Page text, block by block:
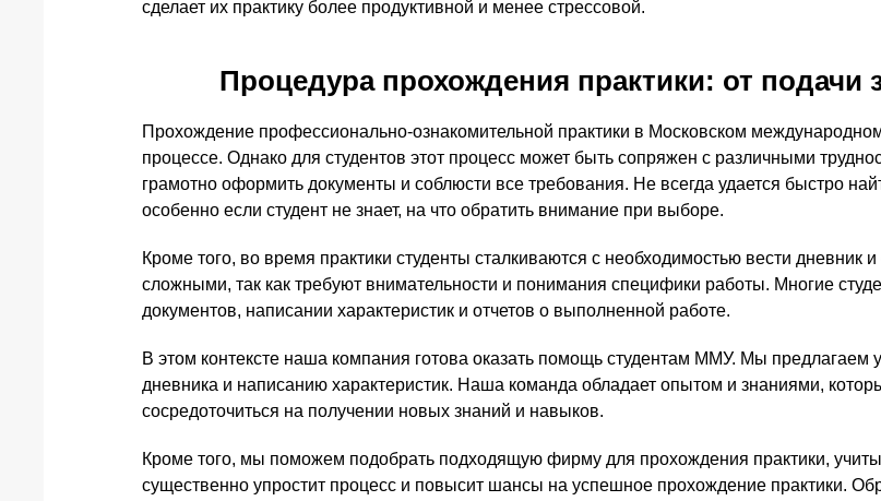
сделает их практику более продуктивной и менее стрессовой.
Процедура прохождения практики: от подачи
Прохождение профессионально-ознакомительной практики в Московском
процессе. Однако для студентов этот процесс может быть сопряжен с различными
грамотно оформить документы и соблюсти все требования. Не всегда удается быстро
особенно если студент не знает, на что обратить внимание при выборе.
Кроме того, во время практики студенты сталкиваются с необходимостью вести дневник
сложными, так как требуют внимательности и понимания специфики работы. Многие
документов, написании характеристик и отчетов о выполненной работе.
В этом контексте наша компания готова оказать помощь студентам ММУ. Мы предлагаем
дневника и написанию характеристик. Наша команда обладает опытом и знаниями,
сосредоточиться на получении новых знаний и навыков.
Кроме того, мы поможем подобрать подходящую фирму для прохождения практики,
существенно упростит процесс и повысит шансы на успешное прохождение практики.